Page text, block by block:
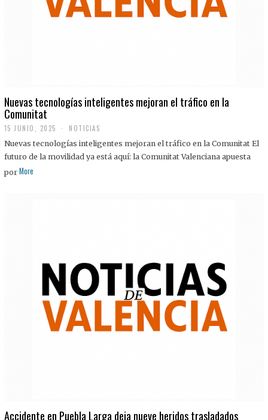
Nuevas tecnologías inteligentes mejoran el tráfico en la
Comunitat
15 JUNIO, 2025 NOTICIAS
Nuevas tecnologías inteligentes mejoran el tráfico en la Comunitat El
futuro de la movilidad ya está aquí: la Comunitat Valenciana apuesta
por More
Accidente en Puebla Larga deja nueve heridos trasladados